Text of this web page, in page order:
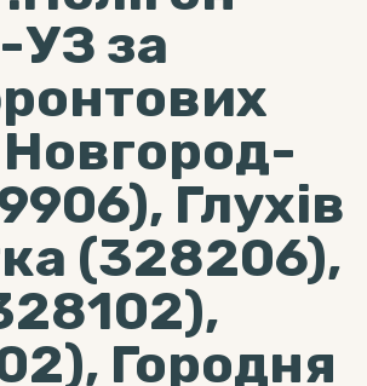
УЗ за
Новгород-
Глухів
(328206),
Городня